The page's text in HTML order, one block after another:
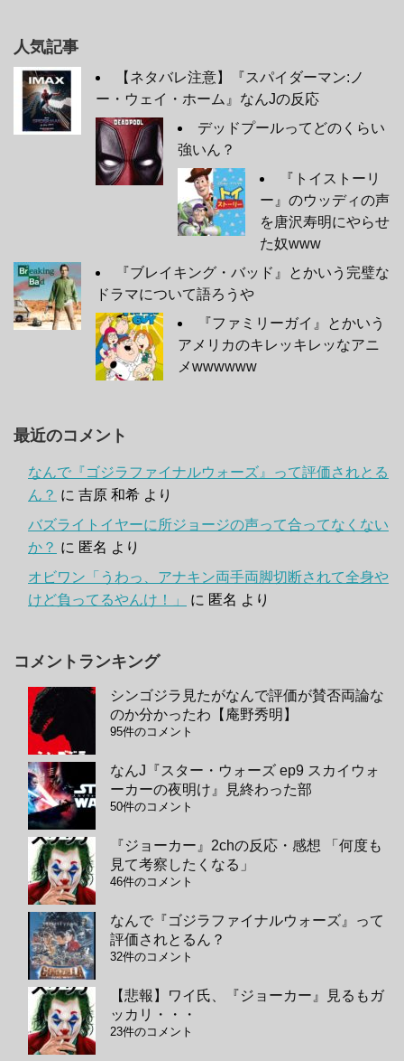
人気記事
【ネタバレ注意】『スパイダーマン:ノ
ー・ウェイ・ホーム』なんJの反応
デッドプールってどのくらい
強いん？
『トイストーリ
ー』のウッディの声
を唐沢寿明にやらせ
た奴www
『ブレイキング・バッド』とかいう完璧な
ドラマについて語ろうや
『ファミリーガイ』とかいう
アメリカのキレッキレッなアニ
メwwwwww
最近のコメント
なんで『ゴジラファイナルウォーズ』って評価されとる
ん？ に 吉原 和希 より
バズライトイヤーに所ジョージの声って合ってなくない
か？ に 匿名 より
オビワン「うわっ、アナキン両手両脚切断されて全身や
けど負ってるやんけ！」
に 匿名 より
コメントランキング
シンゴジラ見たがなんで評価が賛否両論な
のか分かったわ【庵野秀明】
95件のコメント
なんJ『スター・ウォーズ ep9 スカイウォ
ーカーの夜明け』見終わった部
50件のコメント
『ジョーカー』2chの反応・感想 「何度も
見て考察したくなる」
46件のコメント
なんで『ゴジラファイナルウォーズ』って
評価されとるん？
32件のコメント
【悲報】ワイ氏、『ジョーカー』見るもガ
ッカリ・・・
23件のコメント